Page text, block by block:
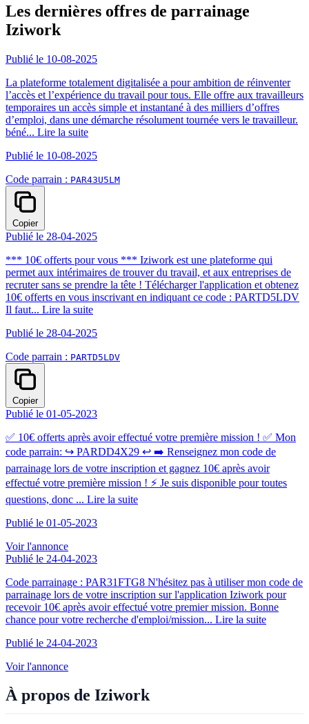
Les dernières offres de parrainage
Iziwork
Publié le 10-08-2025
La plateforme totalement digitalisée a pour ambition de réinventer
l’accès et l’expérience du travail pour tous. Elle offre aux travailleurs
temporaires un accès simple et instantané à des milliers d’offres
d’emploi, dans une démarche résolument tournée vers le travailleur.
béné... Lire la suite
Publié le 10-08-2025
Code parrain : PAR43U5LM
Copier
Publié le 28-04-2025
*** 10€ offerts pour vous *** Iziwork est une plateforme qui
permet aux intérimaires de trouver du travail, et aux entreprises de
recruter sans se prendre la tête ! Télécharger l'application et obtenez
10€ offerts en vous inscrivant en indiquant ce code : PARTD5LDV
Il faut... Lire la suite
Publié le 28-04-2025
Code parrain : PARTD5LDV
Copier
Publié le 01-05-2023
✅ 10€ offerts après avoir effectué votre première mission ! ✅ Mon
code parrain: ↪️ PARDD4X29 ↩️ ➡️ Renseignez mon code de
parrainage lors de votre inscription et gagnez 10€ après avoir
effectué votre première mission ! ⚡ Je suis disponible pour toutes
questions, donc ... Lire la suite
Publié le 01-05-2023
Voir l'annonce
Publié le 24-04-2023
Code parrainage : PAR31FTG8 N'hésitez pas à utiliser mon code de
parrainage lors de votre inscription sur l'application Iziwork pour
recevoir 10€ après avoir effectué votre premier mission. Bonne
chance pour votre recherche d'emploi/mission... Lire la suite
Publié le 24-04-2023
Voir l'annonce
À propos de Iziwork